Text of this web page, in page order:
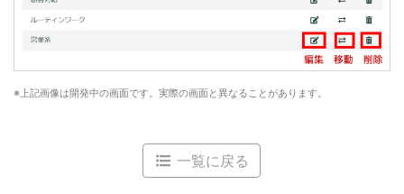
上記画像は開発中の画面です。実際の画面と異なることがあります。
一覧に戻る